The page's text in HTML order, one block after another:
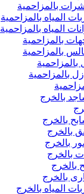
بالمزاحمية
المياه بالمزاحمية
المياه بالمزاحمية
بالمزاحمية
بالمزاحمية
بالمزاحمية
بالخرج
بالخرج
بالخرج
بالخرج
بالخرج
بالخرج
المياه بالخرج